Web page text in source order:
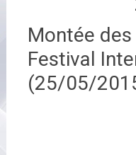
Montée
Festival
(25/05/